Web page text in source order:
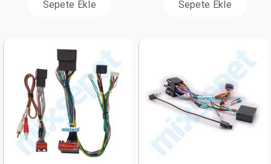
Sepete Ekle Sepete Ekle